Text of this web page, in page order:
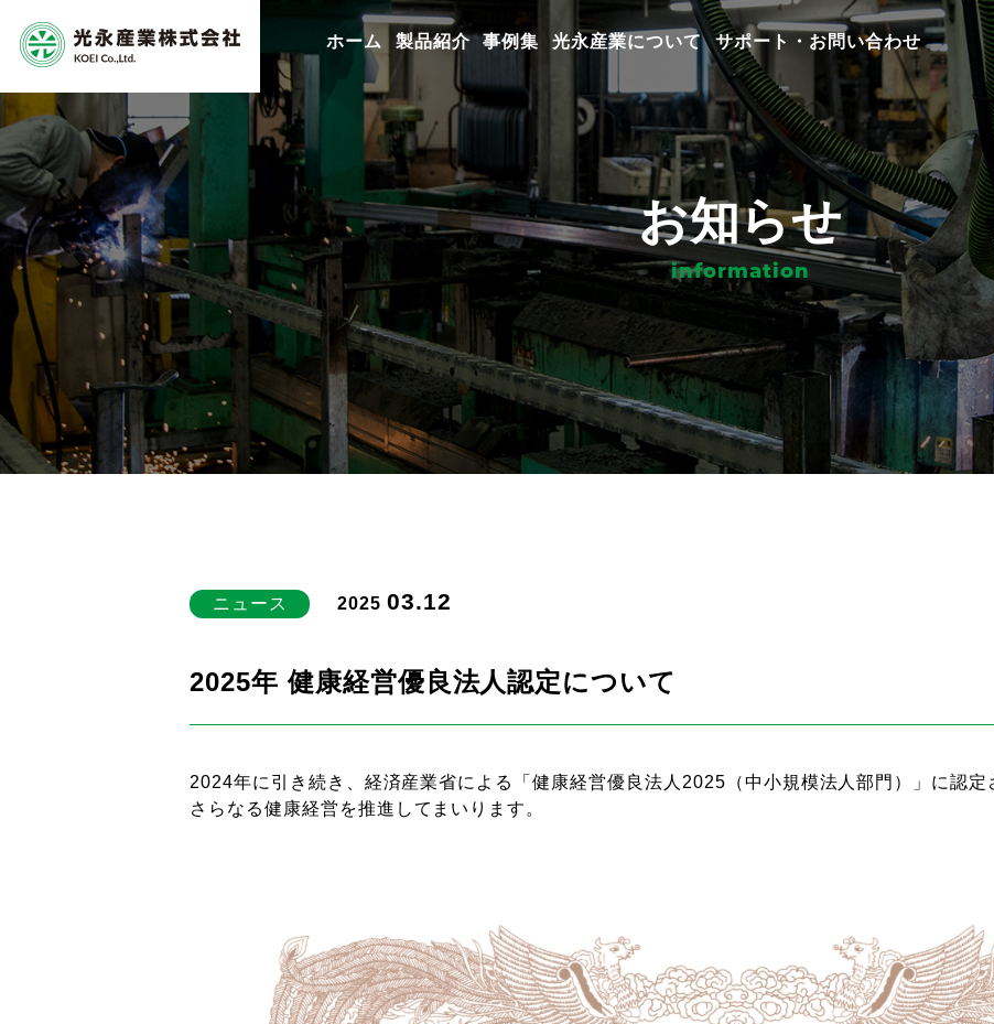
お知らせ
information
ホーム 製品紹介 事例集 光永産業について サポート・お問い合わせ
ニュース 202503.12
2025年 健康経営優良法人認定について
2024年に引き続き、経済産業省による「健康経営優良法人2025（中小規模法人部門）」に認定
さらなる健康経営を推進してまいります。